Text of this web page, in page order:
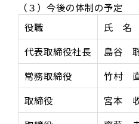
TOP
お知らせ
実
DX
（３）今後の体制の予定
役職
氏 名
代表取締役社長
島谷
常務取締役
竹村
取締役
宮本